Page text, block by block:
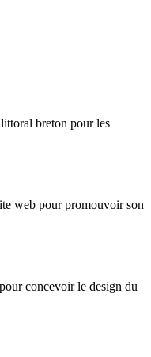
breton pour les
web pour promouvoir son
concevoir le design du